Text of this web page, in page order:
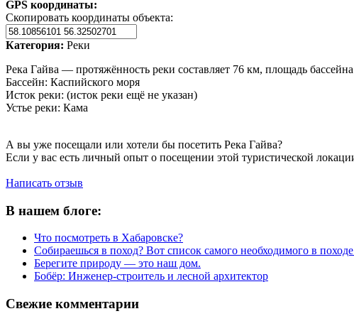
GPS координаты:
Скопировать координаты объекта:
Категория: Реки
Река Гайва — протяжённость реки составляет 76 км, площадь
Бассейн: Каспийского моря
Исток реки: (исток реки ещё не указан)
Устье реки: Кама
А вы уже посещали или хотели бы посетить Река Гайва?
Если у вас есть личный опыт о посещении этой туристической
Написать отзыв
В нашем блоге:
Что посмотреть в Хабаровске?
Собираешься в поход? Вот список самого необходимого в
Берегите природу — это наш дом.
Бобёр: Инженер-строитель и лесной архитектор
Свежие комментарии